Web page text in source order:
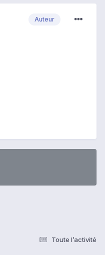
Auteur
Toute l’activité